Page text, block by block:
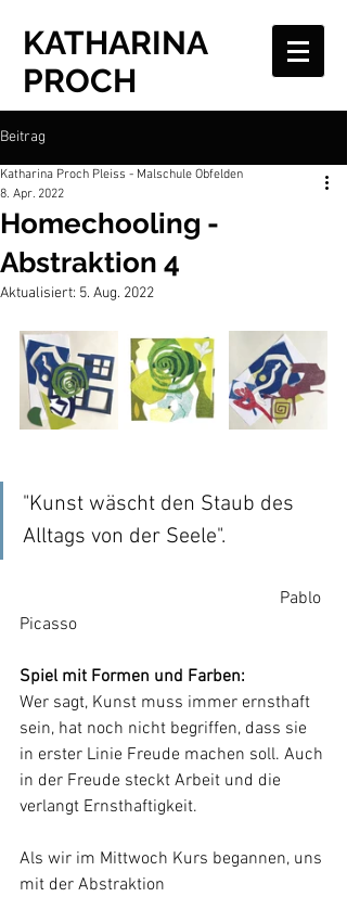
KATHARINA
PROCH
Beitrag
Homechooling -
Abstraktion 4
Katharina Proch Pleiss - Malschule Obfelden
8. Apr. 2022
Aktualisiert: 5. Aug. 2022
"Kunst wäscht den Staub des
Alltags von der Seele".
Picasso
Spiel mit Formen und Farben:
Wer sagt, Kunst muss immer ernsthaft
sein, hat noch nicht begriffen, dass sie
in erster Linie Freude machen soll. Auch
in der Freude steckt Arbeit und die
verlangt Ernsthaftigkeit.
Als wir im Mittwoch Kurs begannen, uns
mit der Abstraktion